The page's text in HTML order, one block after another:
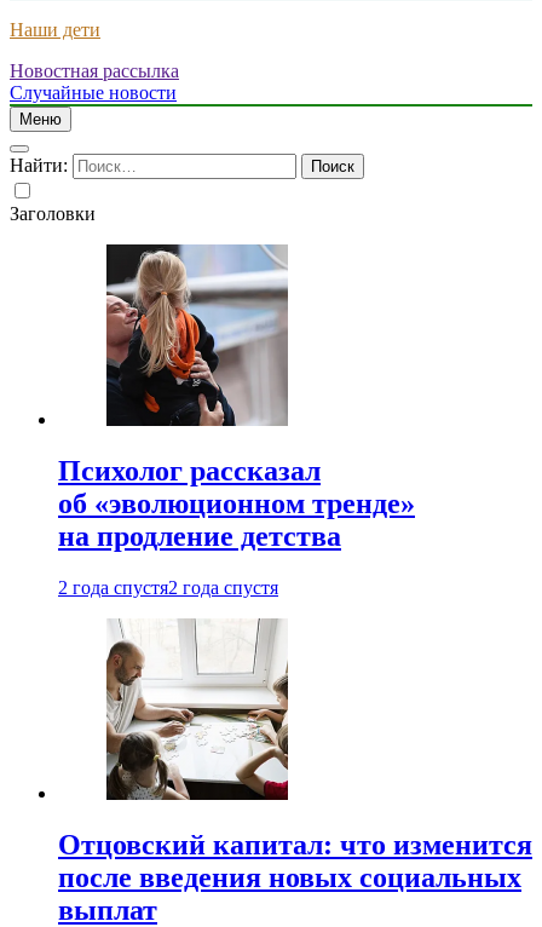
Наши дети
Новостная рассылка
Случайные новости
Меню
Найти:
Заголовки
Психолог рассказал
об «эволюционном тренде»
на продление детства
2 года спустя2 года спустя
Отцовский капитал: что изменится
после введения новых социальных
выплат